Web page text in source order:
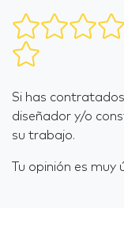
Si has
diseñador y/o
su trabajo.
Tu opinión es muy